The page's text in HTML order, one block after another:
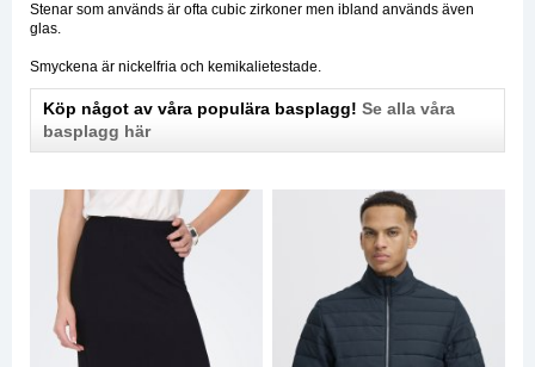
Stenar som används är ofta cubic zirkoner men ibland används även
glas.
Smyckena är nickelfria och kemikalietestade.
Köp något av våra populära basplagg! Se alla våra
basplagg här